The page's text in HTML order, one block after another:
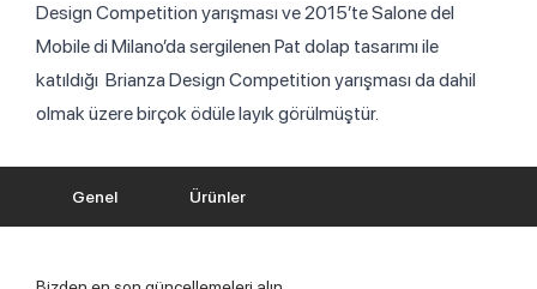
Design Competition yarışması ve 2015’te Salone del
Mobile di Milano’da sergilenen Pat dolap tasarımı ile
katıldığı Brianza Design Competition yarışması da dahil
olmak üzere birçok ödüle layık görülmüştür.
Genel Ürünler